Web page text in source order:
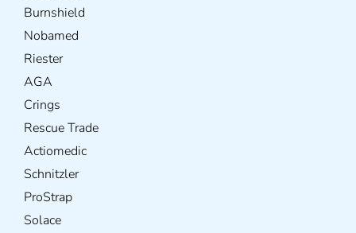
Burnshield
Nobamed
Riester
AGA
Crings
Rescue Trade
Actiomedic
Schnitzler
ProStrap
Solace